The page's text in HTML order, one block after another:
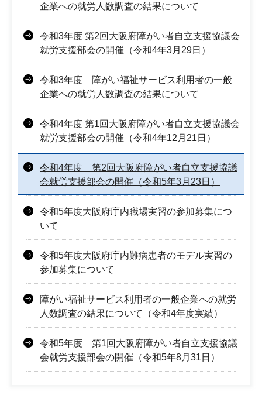
企業への就労人数調査の結果について
令和3年度 第2回大阪府障がい者自立支援協議会
就労支援部会の開催（令和4年3月29日）
令和3年度 障がい福祉サービス利用者の一般
企業への就労人数調査の結果について
令和4年度 第1回大阪府障がい者自立支援協議会
就労支援部会の開催（令和4年12月21日）
令和4年度 第2回大阪府障がい者自立支援協議
会就労支援部会の開催（令和5年3月23日）
令和5年度大阪府庁内職場実習の参加募集につ
いて
令和5年度大阪府庁内難病患者のモデル実習の
参加募集について
障がい福祉サービス利用者の一般企業への就労
人数調査の結果について（令和4年度実績）
令和5年度 第1回大阪府障がい者自立支援協議
会就労支援部会の開催（令和5年8月31日）